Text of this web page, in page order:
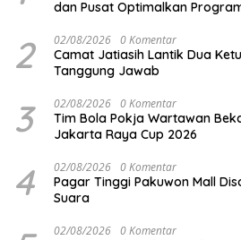
dan Pusat Optimalkan
2 02/08/2026 0 Komentar
Camat Jatiasih Lantik Dua
Tanggung Jawab
3 02/08/2026 0 Komentar
Tim Bola Pokja Wartawan
Jakarta Raya Cup 2026
4 02/08/2026 0 Komentar
Pagar Tinggi Pakuwon Mall
Suara
02/08/2026 0 Komentar